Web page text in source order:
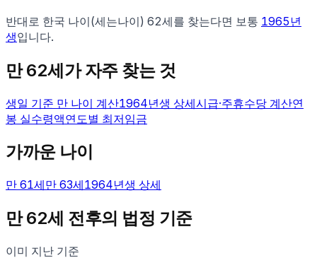
반대로 한국 나이(세는나이) 62세를 찾는다면 보통 1965 년
생입니다.
만62세가 자주 찾는 것
생일 기준 만 나이 계산1964년생 상세시급·주휴수당 계산연
봉 실수령액연도별 최저임금
가까운 나이
만 61세만 63세1964년생 상세
만62세 전후의 법정 기준
이미 지난 기준